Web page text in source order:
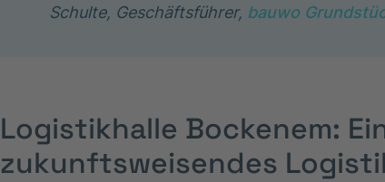
Schulte, Geschäftsführer, bauwo
Logistikhalle Bockenem:
zukunftsweisendes